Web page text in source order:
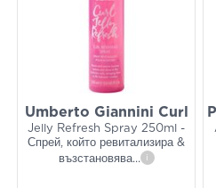
Umberto Giannini Curl
Jelly Refresh Spray 250ml -
Спрей, който ревитализира &
възстановява... i